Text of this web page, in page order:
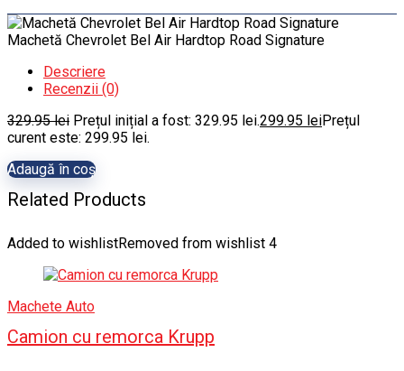
Machetă Chevrolet Bel Air Hardtop Road Signature
Descriere
Recenzii (0)
329.95lei Prețul inițial a fost: 329.95 lei.299.95 leiPrețul
curent este: 299.95 lei.
Adaugă în coș
Related Products
Added to wishlistRemoved from wishlist 4
Machete Auto
Camion cu remorca Krupp